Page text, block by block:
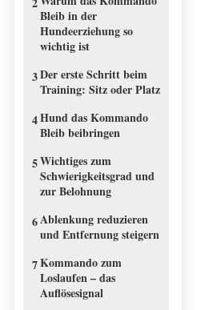
Bleib in der
Hundeerziehung so
wichtig ist
3Der erste Schritt beim
Training: Sitz oder Platz
4Hund das Kommando
Bleib beibringen
5Wichtiges zum
Schwierigkeitsgrad und
zur Belohnung
6Ablenkung reduzieren
und Entfernung steigern
7Kommando zum
Loslaufen – das
Auflösesignal